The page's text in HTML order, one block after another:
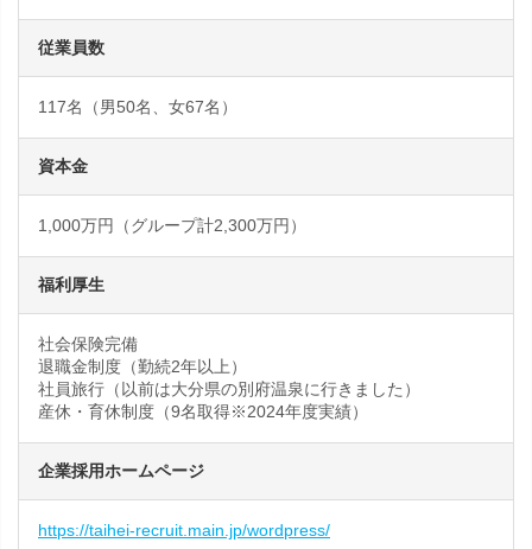
従業員数
117名（男50名、女67名）
資本金
1,000万円（グループ計2,300万円）
福利厚生
社会保険完備
退職金制度（勤続2年以上）
社員旅行（以前は大分県の別府温泉に行きました）
産休・育休制度（9名取得※2024年度実績）
企業採用ホームページ
https://taihei-recruit.main.jp/wordpress/